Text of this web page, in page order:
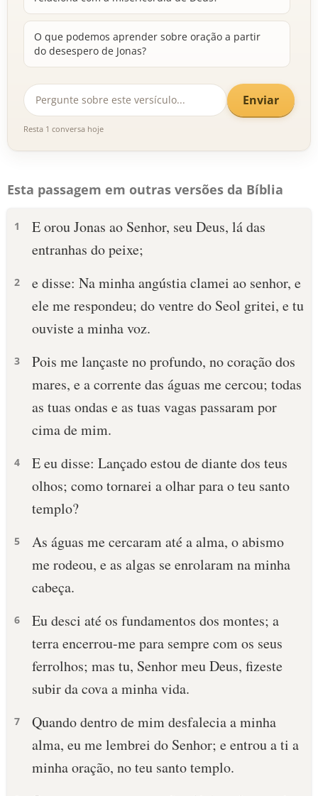
O que podemos aprender sobre oração a partir
do desespero de Jonas?
Enviar
Resta 1 conversa hoje
Esta passagem em outras versões da Bíblia
1
E orou Jonas ao Senhor, seu Deus, lá das
entranhas do peixe;
2
e disse: Na minha angústia clamei ao senhor, e
ele me respondeu; do ventre do Seol gritei, e tu
ouviste a minha voz.
3
Pois me lançaste no profundo, no coração dos
mares, e a corrente das águas me cercou; todas
as tuas ondas e as tuas vagas passaram por
cima de mim.
4
E eu disse: Lançado estou de diante dos teus
olhos; como tornarei a olhar para o teu santo
templo?
5
As águas me cercaram até a alma, o abismo
me rodeou, e as algas se enrolaram na minha
cabeça.
6
Eu desci até os fundamentos dos montes; a
terra encerrou-me para sempre com os seus
ferrolhos; mas tu, Senhor meu Deus, fizeste
subir da cova a minha vida.
7
Quando dentro de mim desfalecia a minha
alma, eu me lembrei do Senhor; e entrou a ti a
minha oração, no teu santo templo.